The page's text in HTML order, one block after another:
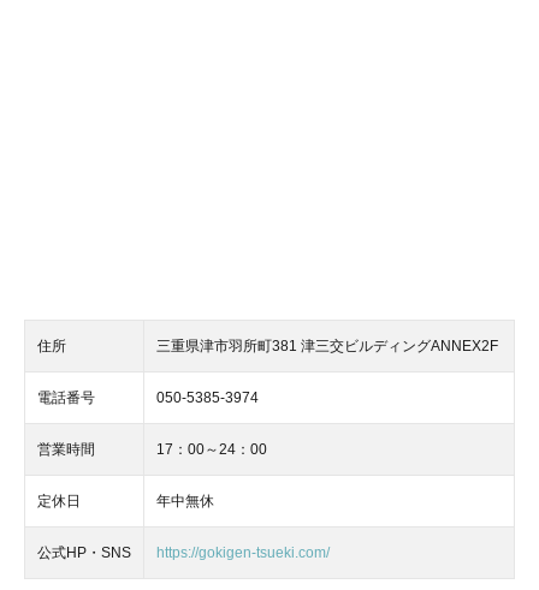
住所 三重県津市羽所町381 津三交ビルディングANNEX2F
電話番号 050-5385-3974
営業時間 17：00～24：00
定休日 年中無休
公式HP・SNS https://gokigen-tsueki.com/